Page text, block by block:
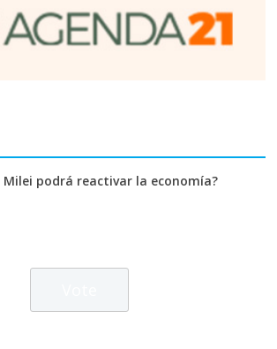
Milei podrá reactivar la economía?